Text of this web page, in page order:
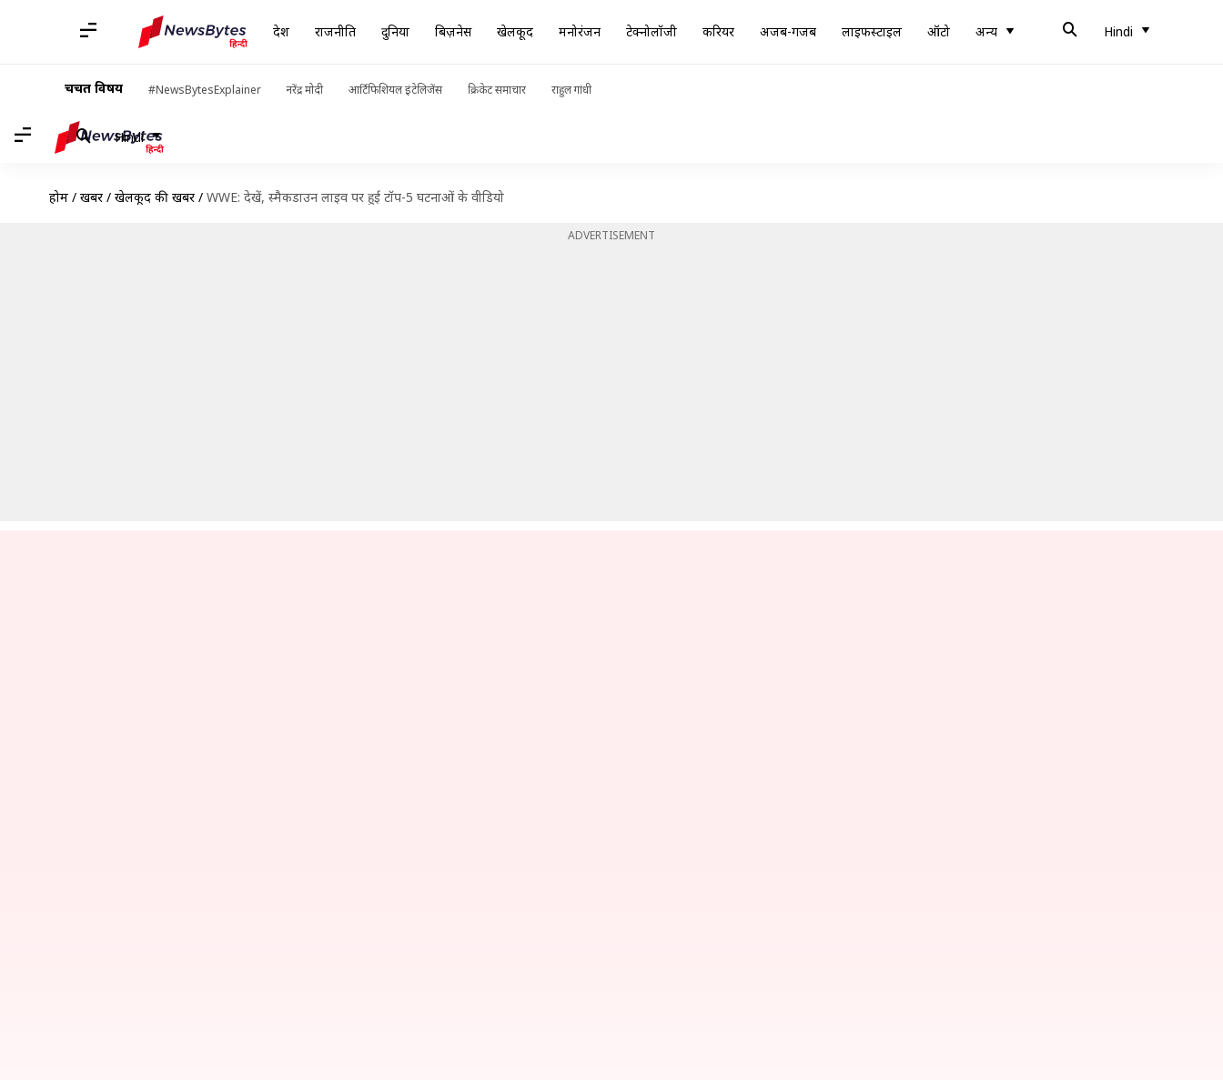
देश राजनीति दुनिया बिज़नेस खेलकूद मनोरंजन टेक्नोलॉजी करियर अजब-गजब लाइफस्टाइल ऑटो अन्य Hindi
चर्चित विषय #NewsBytesExplainer नरेंद्र मोदी आर्टिफिशियल इंटेलिजेंस क्रिकेट समाचार राहुल गांधी
Hindi
होम / खबरें / खेलकूद की खबरें / WWE: देखें, स्मैकडाउन लाइव पर हुई टॉप-5 घटनाओं के वीडियो
ADVERTISEMENT